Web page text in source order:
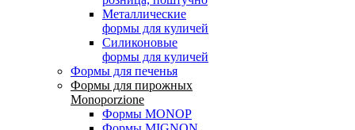
Металлические
формы для куличей
Силиконовые
формы для куличей
Формы для печенья
Формы для пирожных
Monoporzione
Формы MONOP